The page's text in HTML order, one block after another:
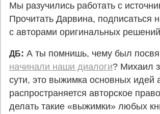
Мы разучились работать с
Прочитать Дарвина,
с авторами оригинальных
ДБ: А ты помнишь, чему был
начинали наши диалоги? Михаил
сути, это выжимка основных идей
распространяется авторское
делать такие «выжимки» любых